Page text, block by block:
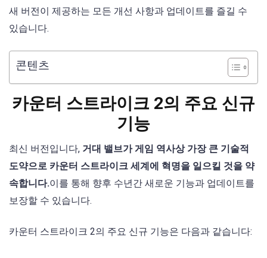
새 버전이 제공하는 모든 개선 사항과 업데이트를 즐길 수
있습니다.
콘텐츠
카운터 스트라이크 2의 주요 신규
기능
최신 버전입니다, 거대 밸브가 게임 역사상 가장 큰 기술적
도약으로 카운터 스트라이크 세계에 혁명을 일으킬 것을 약
속합니다.이를 통해 향후 수년간 새로운 기능과 업데이트를
보장할 수 있습니다.
카운터 스트라이크 2의 주요 신규 기능은 다음과 같습니다: